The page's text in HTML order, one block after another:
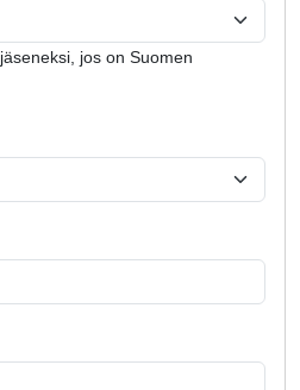
jos on Suomen